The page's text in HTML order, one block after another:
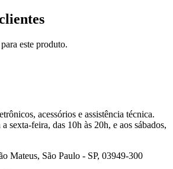
este produto.
acessórios e assistência técnica.
sexta-feira, das 10h às 20h, e aos sábados,
Mateus, São Paulo - SP, 03949-300